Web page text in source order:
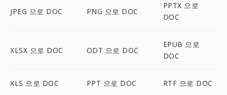
JPEG 으로 DOC PNG 으로 DOC
PPTX 으로
DOC
XLSX 으로 DOC ODT 으로 DOC
EPUB 으로
DOC
XLS 으로 DOC PPT 으로 DOC RTF 으로 DOC